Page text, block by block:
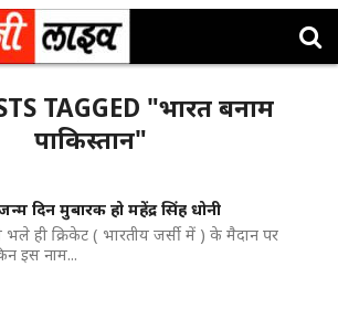
TAGGED "भारत बनाम
पाकिस्तान"
दिन मुबारक हो महेंद्र सिंह धोनी
भले ही क्रिकेट ( भारतीय जर्सी में ) के मैदान पर
इस नाम...